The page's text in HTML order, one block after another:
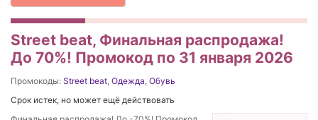
Street beat, Финальная распродажа!
До 70%! Промокод по 31 января 2026
Промокоды: Street beat, Одежда, Обувь
Срок истек, но может ещё действовать